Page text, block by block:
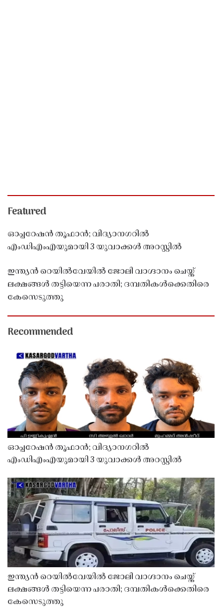
Featured
ഓപ്പറേഷൻ തൂഫാൻ; വിദ്യാനഗറിൽ
എംഡിഎംഎയുമായി 3 യുവാക്കൾ അറസ്റ്റിൽ
ഇന്ത്യൻ റെയിൽവേയിൽ ജോലി വാഗ്ദാനം ചെയ്ത്
ലക്ഷങ്ങൾ തട്ടിയെന്ന പരാതി; ദമ്പതികൾക്കെതിരെ
കേസെടുത്തു
Recommended
ഓപ്പറേഷൻ തൂഫാൻ; വിദ്യാനഗറിൽ
എംഡിഎംഎയുമായി 3 യുവാക്കൾ അറസ്റ്റിൽ
ഇന്ത്യൻ റെയിൽവേയിൽ ജോലി വാഗ്ദാനം ചെയ്ത്
ലക്ഷങ്ങൾ തട്ടിയെന്ന പരാതി; ദമ്പതികൾക്കെതിരെ
കേസെടുത്തു